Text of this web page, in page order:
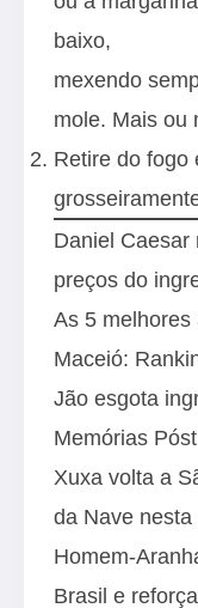
baixo,
mexendo
mole. Mais ou
Retire do fogo
Daniel Caesar
preços do
As 5 melhores
Maceió:
Jão esgota
Memórias
Xuxa volta a
da Nave
Homem-
Brasil e